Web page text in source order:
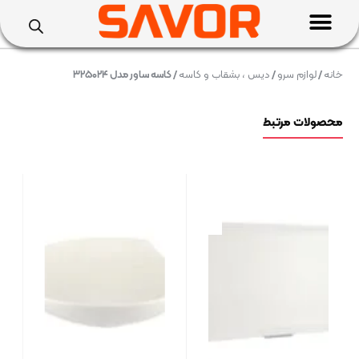
خانه/لوازم سرو/دیس ، بشقاب و کاسه/ کاسه ساور مدل ۳۲۵۰۲۴
محصولات مرتبط